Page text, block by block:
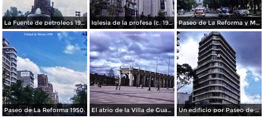
La Fuente de petroleos 1950. Iglesia de la profesa (c. 1950) Paseo de La Reforma y Mto a La Independencia 1950
Paseo de La Reforma 1950. El atrio de la Villa de Guadalupe 1950. Un edificio por Paseo de La Reforma 1950